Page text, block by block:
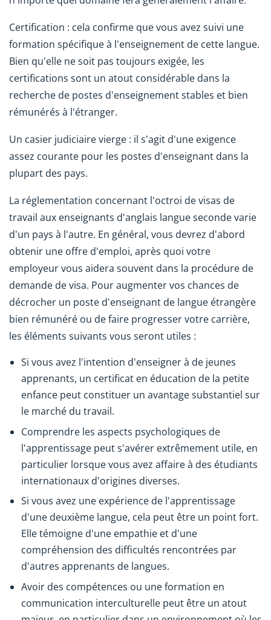
Certification : cela confirme que vous avez suivi une
formation spécifique à l'enseignement de cette langue.
Bien qu'elle ne soit pas toujours exigée, les
certifications sont un atout considérable dans la
recherche de postes d'enseignement stables et bien
rémunérés à l'étranger.
Un casier judiciaire vierge : il s'agit d'une exigence
assez courante pour les postes d'enseignant dans la
plupart des pays.
La réglementation concernant l'octroi de visas de
travail aux enseignants d'anglais langue seconde varie
d'un pays à l'autre. En général, vous devrez d'abord
obtenir une offre d'emploi, après quoi votre
employeur vous aidera souvent dans la procédure de
demande de visa. Pour augmenter vos chances de
décrocher un poste d'enseignant de langue étrangère
bien rémunéré ou de faire progresser votre carrière,
les éléments suivants vous seront utiles :
Si vous avez l'intention d'enseigner à de jeunes
apprenants, un certificat en éducation de la petite
enfance peut constituer un avantage substantiel sur
le marché du travail.
Comprendre les aspects psychologiques de
l'apprentissage peut s'avérer extrêmement utile, en
particulier lorsque vous avez affaire à des étudiants
internationaux d'origines diverses.
Si vous avez une expérience de l'apprentissage
d'une deuxième langue, cela peut être un point fort.
Elle témoigne d'une empathie et d'une
compréhension des difficultés rencontrées par
d'autres apprenants de langues.
Avoir des compétences ou une formation en
communication interculturelle peut être un atout